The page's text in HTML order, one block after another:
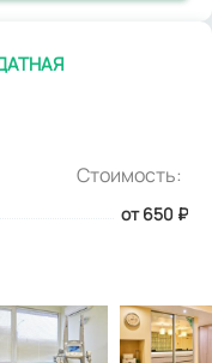
Стоимость:
от 650 ₽